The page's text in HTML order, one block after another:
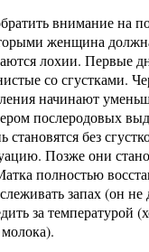
внимание на
женщина
лохии. Первые
со сгустками.
начинают
послеродовых
становятся без
Позже они
полностью
запах (он
за температурой